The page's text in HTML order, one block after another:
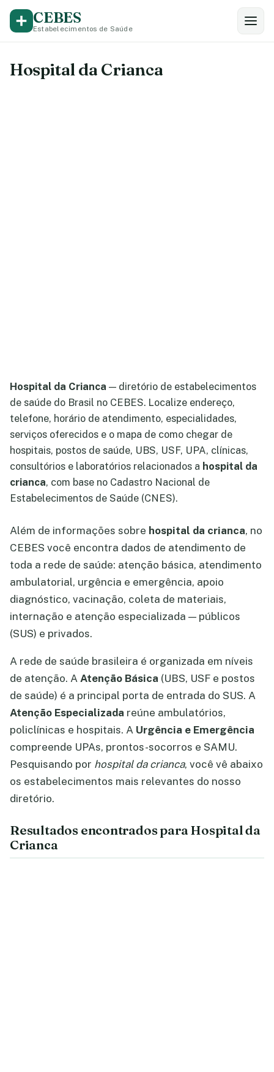
CEBES
Estabelecimentos de Saúde
Hospital da Crianca
Hospital da Crianca — diretório de estabelecimentos
de saúde do Brasil no CEBES. Localize endereço,
telefone, horário de atendimento, especialidades,
serviços oferecidos e o mapa de como chegar de
hospitais, postos de saúde, UBS, USF, UPA, clínicas,
consultórios e laboratórios relacionados a hospital da
crianca, com base no Cadastro Nacional de
Estabelecimentos de Saúde (CNES).
Além de informações sobre hospital da crianca, no
CEBES você encontra dados de atendimento de
toda a rede de saúde: atenção básica, atendimento
ambulatorial, urgência e emergência, apoio
diagnóstico, vacinação, coleta de materiais,
internação e atenção especializada — públicos
(SUS) e privados.
A rede de saúde brasileira é organizada em níveis
de atenção. A Atenção Básica (UBS, USF e postos
de saúde) é a principal porta de entrada do SUS. A
Atenção Especializada reúne ambulatórios,
policlínicas e hospitais. A Urgência e Emergência
compreende UPAs, prontos-socorros e SAMU.
Pesquisando por hospital da crianca, você vê abaixo
os estabelecimentos mais relevantes do nosso
diretório.
Resultados encontrados para Hospital da
Crianca